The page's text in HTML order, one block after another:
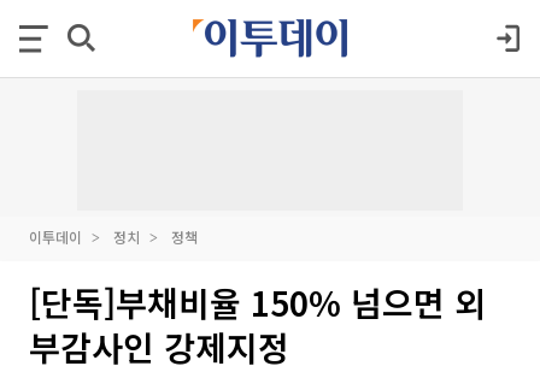
이투데이 정치 정책
[단독]부채비율 150% 넘으면 외
부감사인 강제지정